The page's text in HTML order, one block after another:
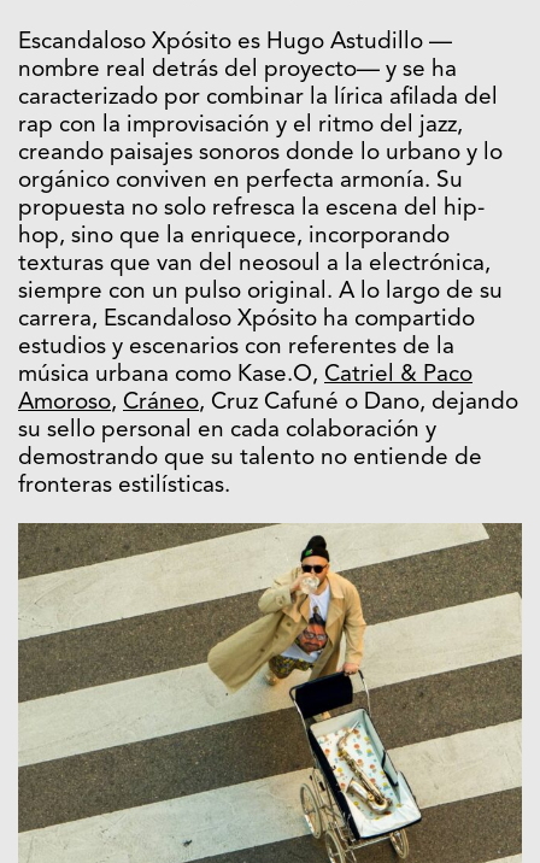
Escandaloso Xpósito es Hugo Astudillo —
nombre real detrás del proyecto— y se ha
caracterizado por combinar la lírica afilada del
rap con la improvisación y el ritmo del jazz,
creando paisajes sonoros donde lo urbano y lo
orgánico conviven en perfecta armonía. Su
propuesta no solo refresca la escena del hip-
hop, sino que la enriquece, incorporando
texturas que van del neosoul a la electrónica,
siempre con un pulso original. A lo largo de su
carrera, Escandaloso Xpósito ha compartido
estudios y escenarios con referentes de la
música urbana como Kase.O, Catriel & Paco
Amoroso, Cráneo, Cruz Cafuné o Dano, dejando
su sello personal en cada colaboración y
demostrando que su talento no entiende de
fronteras estilísticas.